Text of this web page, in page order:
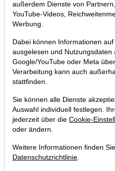
Chartanalyse
dem Fehlausbruch
Blockchain-
02.03.2018 um 18:33 Uhr | P.
außerdem Dienste von
YouTube-Videos,
Werbung.
Dabei können Informationen
ausgelesen und Nutzungsdaten
Google/YouTube oder Meta
Verarbeitung kann auch
stattfinden.
Sie können alle Dienste
Auswahl individuell festlegen.
jederzeit über die Cookie-
oder ändern.
Weitere Informationen finden
Datenschutzrichtlinie.